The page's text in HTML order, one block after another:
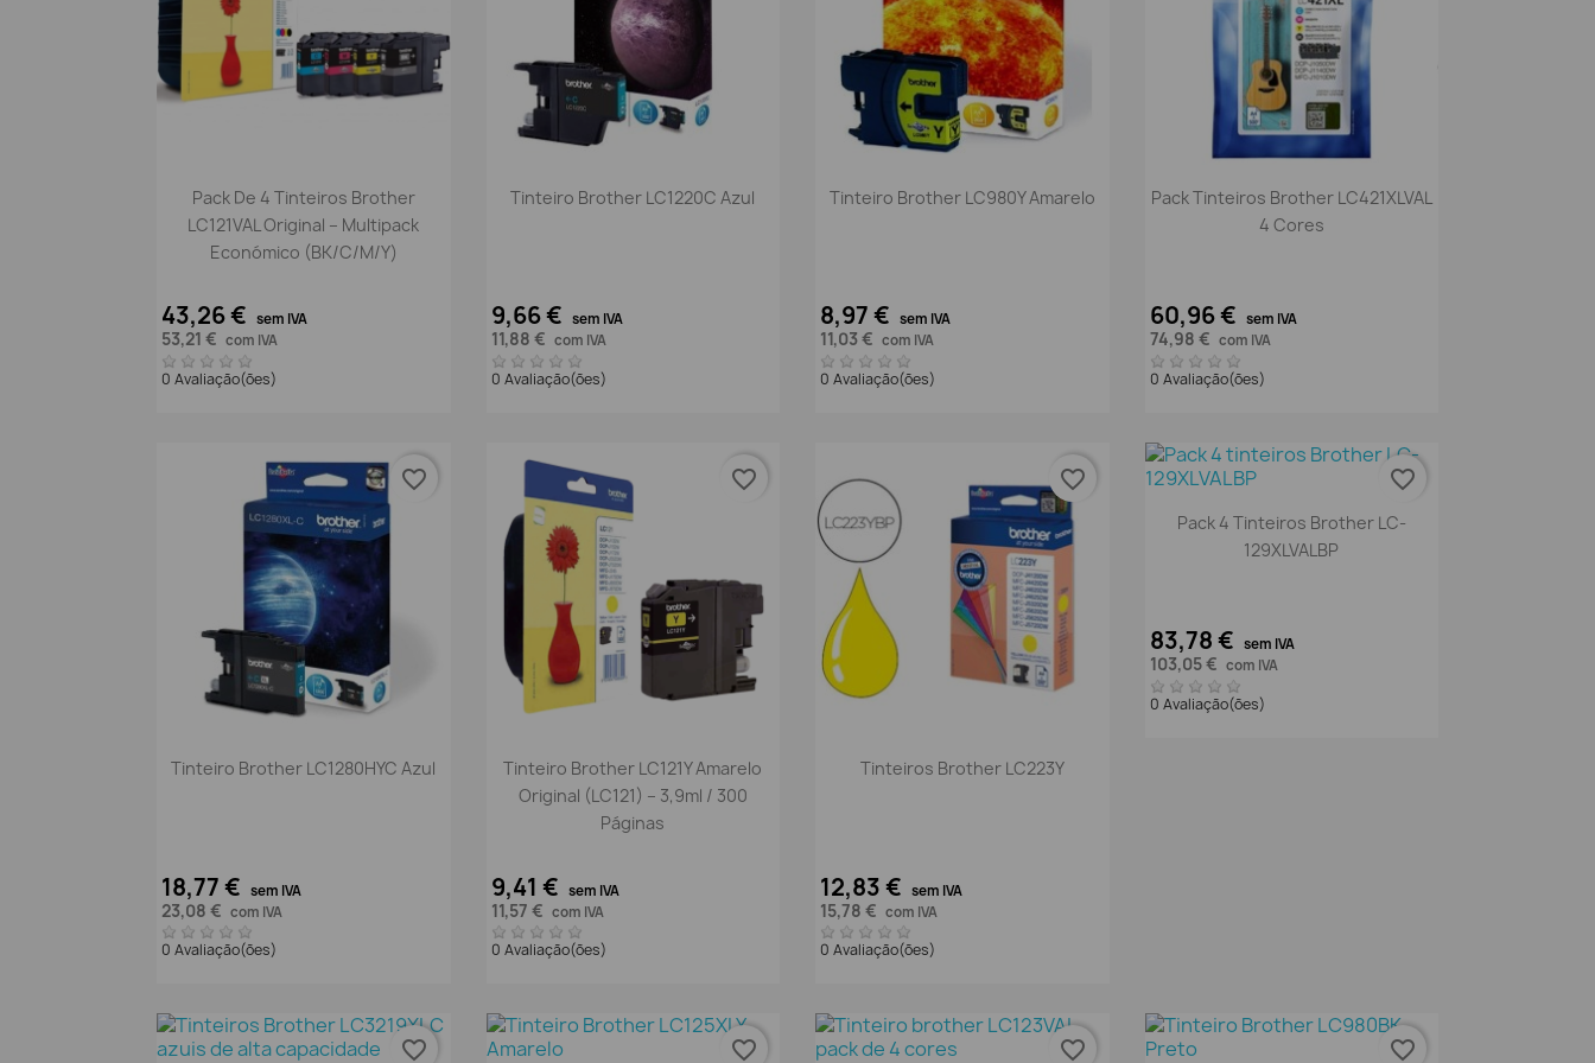
Vista rápida
Pack De 4 Tinteiros Brother
LC121VAL Original – Multipack
Económico (BK/C/M/Y)
43,26 € sem IVA
53,21 € com IVA
0 Avaliação(ões)
Vista rápida
Tinteiro Brother LC1220C Azul
9,66 € sem IVA
11,88 € com IVA
0 Avaliação(ões)
Vista rápida
Tinteiro Brother LC980Y Amarelo
8,97 € sem IVA
11,03 € com IVA
0 Avaliação(ões)
Vista rápida
Pack Tinteiros Brother LC421XLVAL
4 Cores
60,96 € sem IVA
74,98 € com IVA
0 Avaliação(ões)
Vista rápida
Tinteiro Brother LC1280HYC Azul
18,77 € sem IVA
23,08 € com IVA
0 Avaliação(ões)
favorite_border
Vista rápida
Tinteiro Brother LC121Y Amarelo
Original (LC121) – 3,9ml / 300
Páginas
9,41 € sem IVA
11,57 € com IVA
0 Avaliação(ões)
favorite_border
Vista rápida
Tinteiros Brother LC223Y
12,83 € sem IVA
15,78 € com IVA
0 Avaliação(ões)
favorite_border
Vista rápida
Pack 4 Tinteiros Brother LC-
129XLVALBP
83,78 € sem IVA
103,05 € com IVA
0 Avaliação(ões)
favorite_border
favorite_border favorite_border favorite_border favorite_border